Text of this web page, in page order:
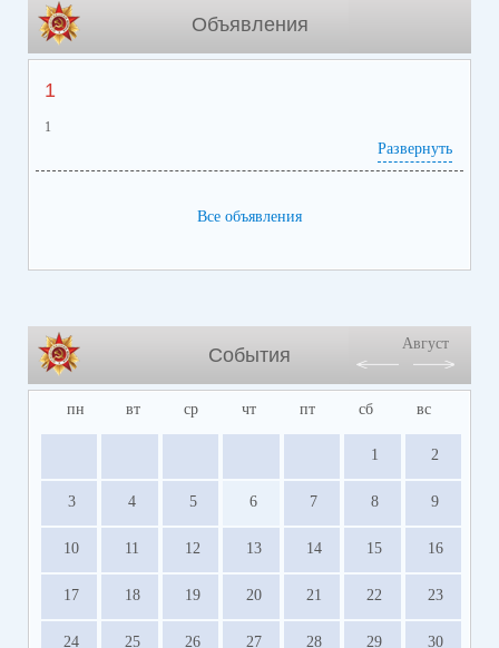
Объявления
1
1
Развернуть
Все объявления
События
Август
пн вт ср чт пт сб вс
1 2
3 4 5 6 7 8 9
10 11 12 13 14 15 16
17 18 19 20 21 22 23
24 25 26 27 28 29 30